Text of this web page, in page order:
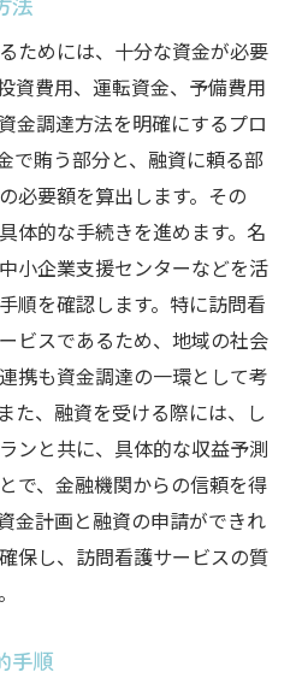
ためには、十分な資金が必要
資費用、運転資金、予備費用
金調達方法を明確にするプロ
で賄う部分と、融資に頼る部
必要額を算出します。その
体的な手続きを進めます。名
小企業支援センターなどを活
順を確認します。特に訪問看
ビスであるため、地域の社会
携も資金調達の一環として考
た、融資を受ける際には、し
ンと共に、具体的な収益予測
で、金融機関からの信頼を得
金計画と融資の申請ができれ
保し、訪問看護サービスの質
手順